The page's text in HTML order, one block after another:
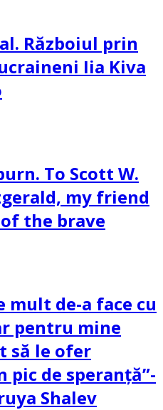
Războiul prin
Iia Kiva
To Scott W.
my friend
the brave
mult de-a face cu
pentru mine
să le ofer
de speranță”-
Shalev